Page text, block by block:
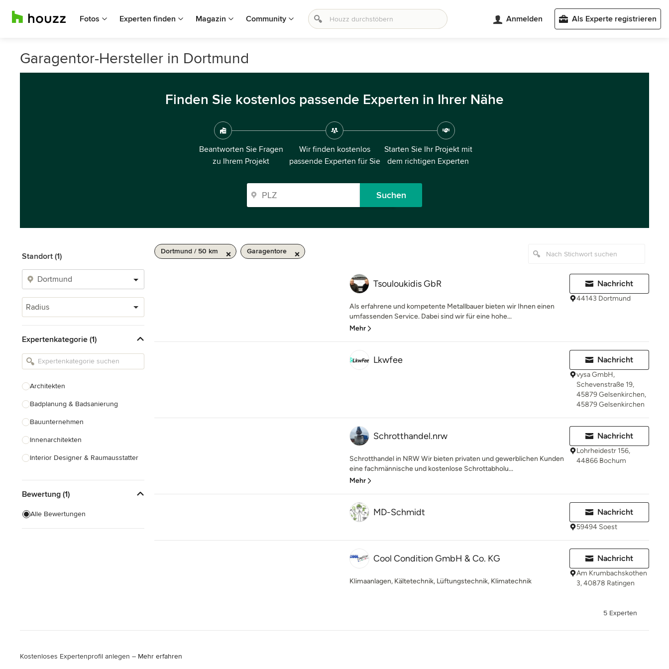
Fotos Experten finden Magazin Community Anmelden Als Experte registrieren
Garagentor-Hersteller in Dortmund
Finden Sie kostenlos passende Experten in Ihrer Nähe
Beantworten Sie Fragen
zu Ihrem Projekt
Wir finden kostenlos
passende Experten für Sie
Starten Sie Ihr Projekt mit
dem richtigen Experten
Suchen
Standort (1)
Radius
Expertenkategorie (1)
Architekten
Badplanung & Badsanierung
Bauunternehmen
Innenarchitekten
Interior Designer & Raumausstatter
Landschaftsarchitekten
Armaturen & Sanitärbedarf
Beleuchtung
Bewertung (1)
Alle Bewertungen
Dortmund / 50 km Garagentore
Tsouloukidis GbR
Als erfahrene und kompetente Metallbauer bieten wir Ihnen einen
umfassenden Service. Dabei sind wir für eine hohe...
Mehr
Nachricht
44143 Dortmund
Lkwfee Nachricht
vysa GmbH,
Schevenstraße 19,
45879 Gelsenkirchen,
45879 Gelsenkirchen
Schrotthandel.nrw
Schrotthandel in NRW Wir bieten privaten und gewerblichen Kunden
eine fachmännische und kostenlose Schrottabholu...
Mehr
Nachricht
Lohrheidestr 156,
44866 Bochum
MD-Schmidt Nachricht
59494 Soest
Cool Condition GmbH & Co. KG
Klimaanlagen, Kältetechnik, Lüftungstechnik, Klimatechnik
Nachricht
Am Krumbachskothen
3, 40878 Ratingen
5 Experten
Kostenloses Expertenprofil anlegen – Mehr erfahren